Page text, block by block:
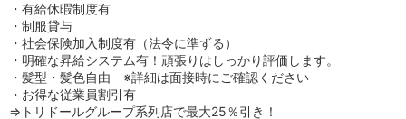
・有給休暇制度有
・制服貸与
・社会保険加入制度有（法令に準ずる）
・明確な昇給システム有！頑張りはしっかり評価します。
・髪型・髪色自由 ※詳細は面接時にご確認ください
・お得な従業員割引有
⇒トリドールグループ系列店で最大25％引き！